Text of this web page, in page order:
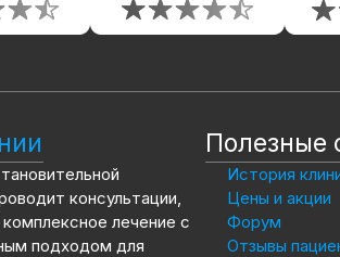
консультации,
комплексное лечение с
подходом для
Полезные
История
Цены и акции
Форум
Отзывы